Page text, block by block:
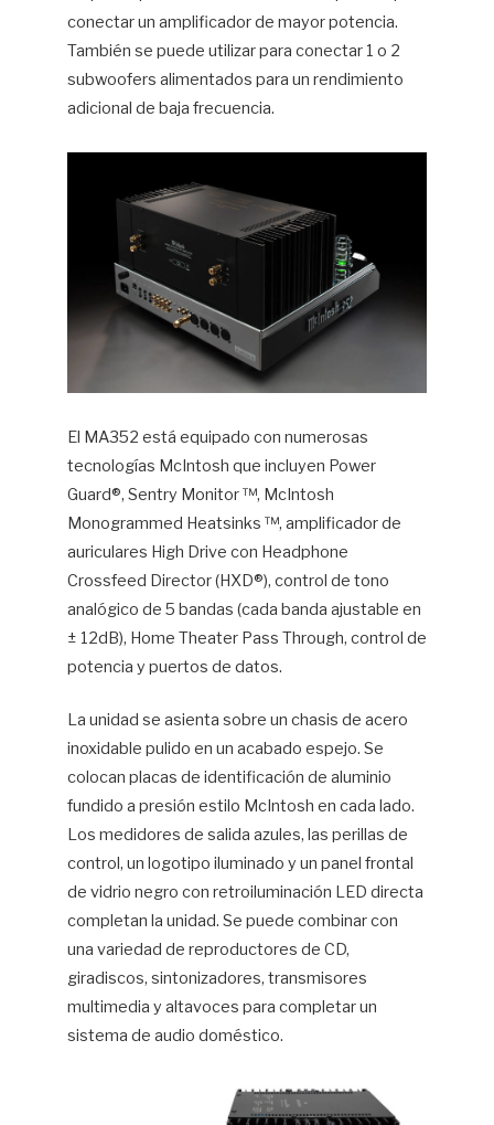
conectar un amplificador de mayor potencia.
También se puede utilizar para conectar 1 o 2
subwoofers alimentados para un rendimiento
adicional de baja frecuencia.
El MA352 está equipado con numerosas
tecnologías McIntosh que incluyen Power
Guard®, Sentry Monitor ™, McIntosh
Monogrammed Heatsinks ™, amplificador de
auriculares High Drive con Headphone
Crossfeed Director (HXD®), control de tono
analógico de 5 bandas (cada banda ajustable en
± 12dB), Home Theater Pass Through, control de
potencia y puertos de datos.
La unidad se asienta sobre un chasis de acero
inoxidable pulido en un acabado espejo. Se
colocan placas de identificación de aluminio
fundido a presión estilo McIntosh en cada lado.
Los medidores de salida azules, las perillas de
control, un logotipo iluminado y un panel frontal
de vidrio negro con retroiluminación LED directa
completan la unidad. Se puede combinar con
una variedad de reproductores de CD,
giradiscos, sintonizadores, transmisores
multimedia y altavoces para completar un
sistema de audio doméstico.